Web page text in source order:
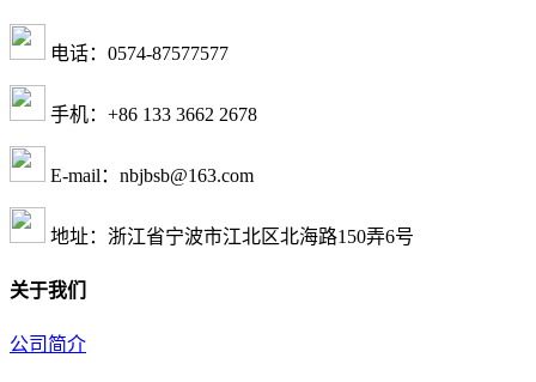
电话：0574-87577577
手机：+86 133 3662 2678
E-mail：nbjbsb@163.com
地址：浙江省宁波市江北区北海路150弄6号
关于我们
公司简介